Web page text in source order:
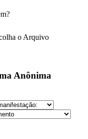
o Arquivo
Anônima